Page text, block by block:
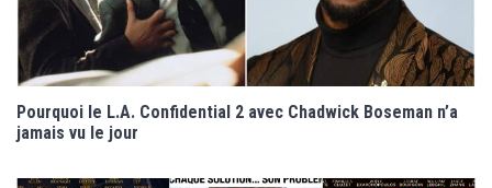
Pourquoi le L.A. Confidential 2 avec Chadwick Boseman n’a
jamais vu le jour